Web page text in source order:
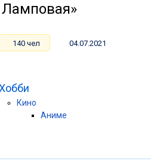
Ламповая»
140 чел 04.07.2021
Кино
Аниме